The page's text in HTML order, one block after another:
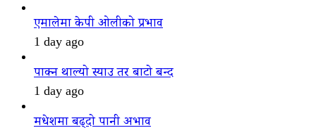
एमालेमा केपी ओलीको प्रभाव
1 day ago
पाक्न थाल्यो स्याउ तर बाटो बन्द
1 day ago
मधेशमा बढ्दो पानी अभाव